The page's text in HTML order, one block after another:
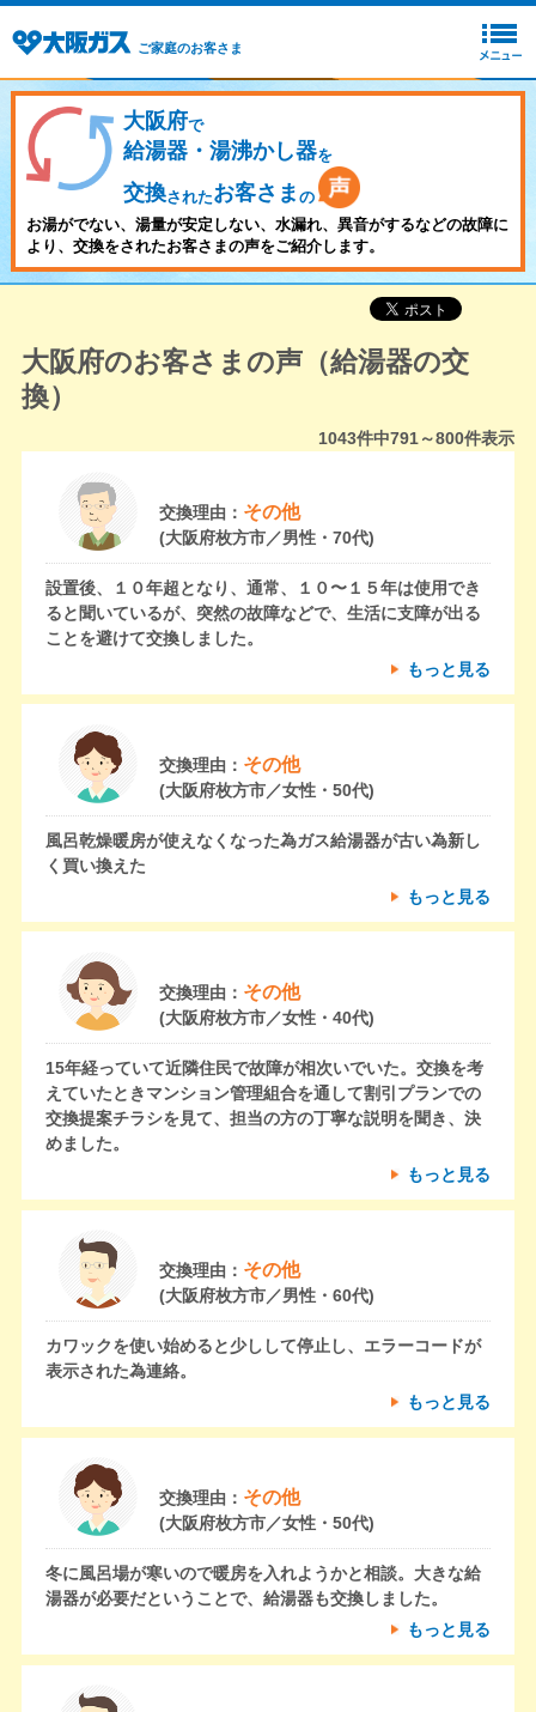
ご家庭のお客さま
大阪府で
給湯器・湯沸かし器を
交換されたお客さま の
お湯がでない、湯量が安定しない、水漏れ、異音がするなどの故障に
より、交換をされたお客さまの声をご紹介します。
大阪府のお客さまの声（給湯器の交
換）
1043件中791～800件表示
交換理由： その他
(大阪府枚方市／男性・70代)
設置後、１０年超となり、通常、１０〜１５年は使用でき
ると聞いているが、突然の故障などで、生活に支障が出る
ことを避けて交換しました。
もっと見る
交換理由： その他
(大阪府枚方市／女性・50代)
風呂乾燥暖房が使えなくなった為ガス給湯器が古い為新し
く買い換えた
もっと見る
交換理由： その他
(大阪府枚方市／女性・40代)
15年経っていて近隣住民で故障が相次いでいた。交換を考
えていたときマンション管理組合を通して割引プランでの
交換提案チラシを見て、担当の方の丁寧な説明を聞き、決
めました。
もっと見る
交換理由： その他
(大阪府枚方市／男性・60代)
カワックを使い始めると少しして停止し、エラーコードが
表示された為連絡。
もっと見る
交換理由： その他
(大阪府枚方市／女性・50代)
冬に風呂場が寒いので暖房を入れようかと相談。大きな給
湯器が必要だということで、給湯器も交換しました。
もっと見る